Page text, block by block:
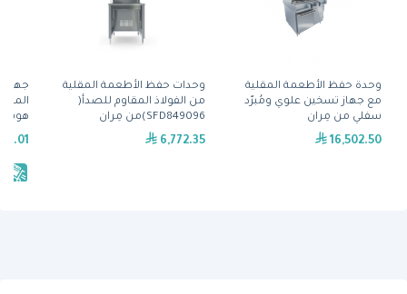
وحدة حفظ الأطعمة المقلية
مع جهاز تسخين علوي ومُبرّد
سفلي من مِران
16,502.50
وحدات حفظ الأطعمة المقلية
من الفولاذ المقاوم للصدأ(
SFD849096)من مِران
6,772.35
جهاز